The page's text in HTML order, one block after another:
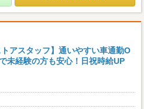
トアスタッフ】通いやすい車通勤O
未経験の方も安心！日祝時給UP